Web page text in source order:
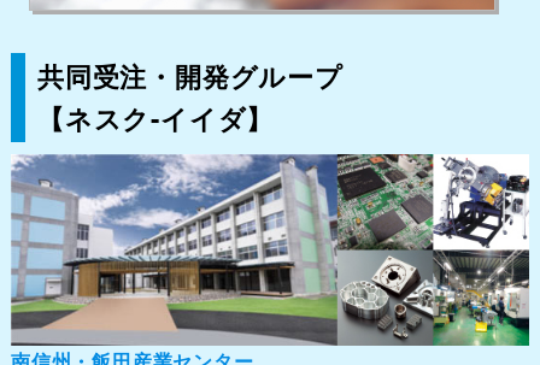
共同受注・開発グループ
【ネスク-イイダ】
南信州・飯田産業センター
〒395-0001
長野県飯田市座光寺3349-1
産業振興と人材育成の拠点
「エス・バード」内